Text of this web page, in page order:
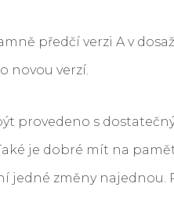
předčí verzi A v
novou verzí.
provedeno s
je dobré mít na
jedné změny najednou.